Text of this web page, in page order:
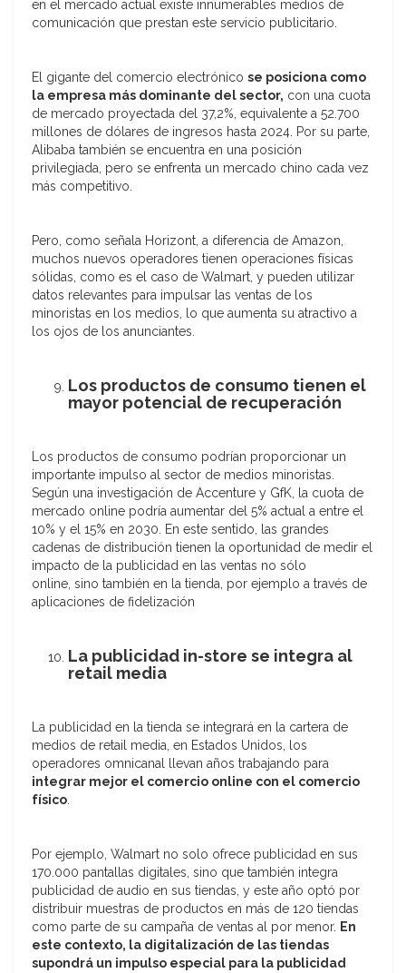
en el mercado actual existe innumerables medios de
comunicación que prestan este servicio publicitario.
El gigante del comercio electrónico se posiciona como
la empresa más dominante del sector, con una cuota
de mercado proyectada del 37,2%, equivalente a 52.700
millones de dólares de ingresos hasta 2024. Por su parte,
Alibaba también se encuentra en una posición
privilegiada, pero se enfrenta un mercado chino cada vez
más competitivo.
Pero, como señala Horizont, a diferencia de Amazon,
muchos nuevos operadores tienen operaciones físicas
sólidas, como es el caso de Walmart, y pueden utilizar
datos relevantes para impulsar las ventas de los
minoristas en los medios, lo que aumenta su atractivo a
los ojos de los anunciantes.
Los productos de consumo tienen el
mayor potencial de recuperación
Los productos de consumo podrían proporcionar un
importante impulso al sector de medios minoristas.
Según una investigación de Accenture y GfK, la cuota de
mercado online podría aumentar del 5% actual a entre el
10% y el 15% en 2030. En este sentido, las grandes
cadenas de distribución tienen la oportunidad de medir el
impacto de la publicidad en las ventas no sólo
online, sino también en la tienda, por ejemplo a través de
aplicaciones de fidelización
La publicidad in-store se integra al
retail media
La publicidad en la tienda se integrará en la cartera de
medios de retail media, en Estados Unidos, los
operadores omnicanal llevan años trabajando para
integrar mejor el comercio online con el comercio
físico.
Por ejemplo, Walmart no solo ofrece publicidad en sus
170.000 pantallas digitales, sino que también integra
publicidad de audio en sus tiendas, y este año optó por
distribuir muestras de productos en más de 120 tiendas
como parte de su campaña de ventas al por menor. En
este contexto, la digitalización de las tiendas
supondrá un impulso especial para la publicidad